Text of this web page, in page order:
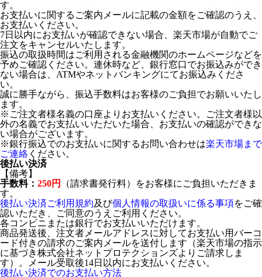
す。
お支払いに関するご案内メールに記載の金額をご確認のうえ、
お支払いください。
7日以内にお支払いが確認できない場合、楽天市場が自動でご
注文をキャンセルいたします。
振込の取扱時間はご利用される金融機関のホームページなどを
予めご確認ください。連休時など、銀行窓口でお振込みができ
ない場合は、ATMやネットバンキングにてお振込みくださ
い。
誠に勝手ながら、振込手数料はお客様のご負担でお願いいたし
ます。
※ご注文者様名義の口座よりお支払いください。ご注文者様以
外の名義でお支払いいただいた場合、お支払いの確認ができな
い場合がございます。
※銀行振込でのお支払いに関するお問い合わせは楽天市場まで
ご連絡 ください。
後払い決済
【備考】
手数料： 250円
（請求書発行料）をお客様にご負担いただきま
す。
後払い決済ご利用規約及び個人情報の取扱いに係る事項をご確
認いただき、ご同意のうえご利用ください。
各コンビニまたは銀行でお支払いいただけます。
商品発送後、注文者メールアドレスに対してお支払い用バーコ
ード付きの請求のご案内メールを送付します（楽天市場の指示
に基づき株式会社ネットプロテクションズよりご請求しま
す）。メール受取後14日以内にお支払いください。
後払い決済でのお支払い方法